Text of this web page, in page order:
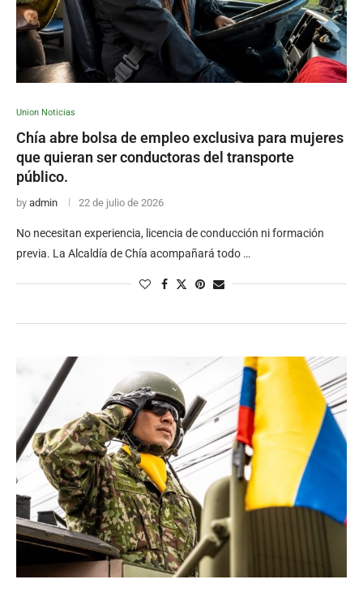
Union Noticias
Chía abre bolsa de empleo exclusiva para mujeres
que quieran ser conductoras del transporte
público.
by admin 22 de julio de 2026
No necesitan experiencia, licencia de conducción ni formación
previa. La Alcaldía de Chía acompañará todo …